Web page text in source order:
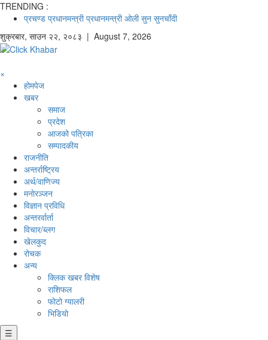
TRENDING :
प्रचण्ड प्रधानमन्त्री प्रधानमन्त्री ओली सुन सुनचाँदी
शुक्रबार, साउन २२, २०८३ | August 7, 2026
×
होमपेज
खबर
समाज
प्रदेश
आजको पत्रिका
सम्पादकीय
राजनीति
अन्तर्राष्ट्रिय
अर्थ/वाणिज्य
मनाेरञ्जन
विज्ञान प्रविधि
अन्तरर्वार्ता
विचार/ब्लग
खेलकुद
रोचक
अन्य
क्लिक खबर विशेष
राशिफल
फोटो ग्यालरी
भिडियो
☰